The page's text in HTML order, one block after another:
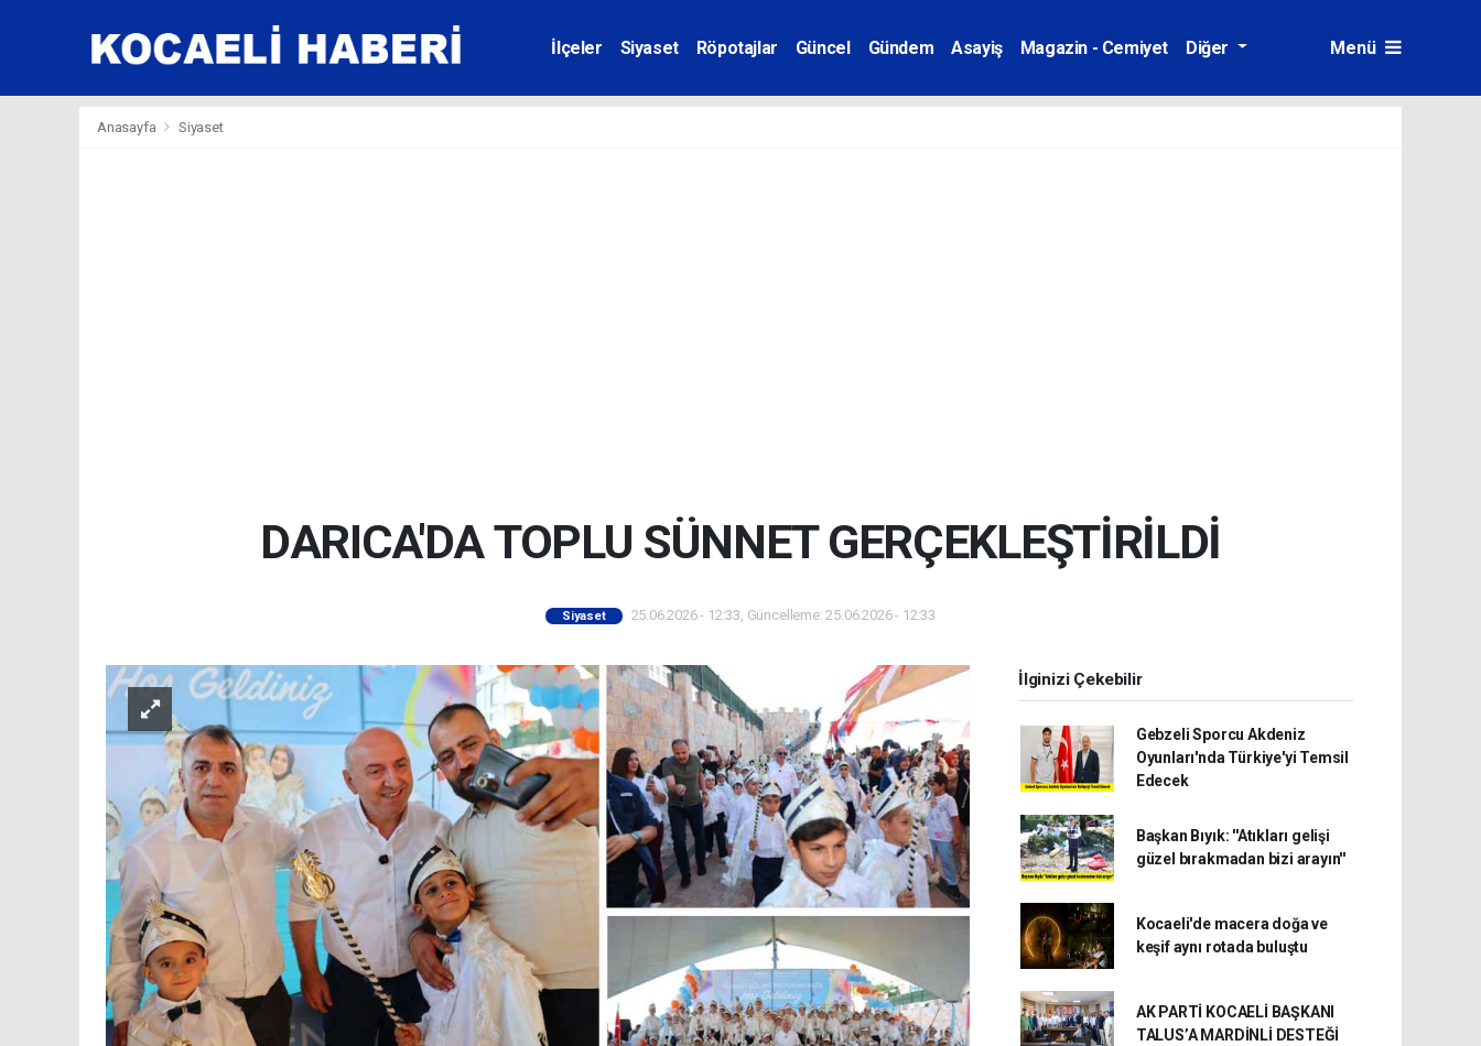
İlçeler Siyaset Röpotajlar Güncel Gündem Asayiş Magazin - Cemiyet Diğer Menü
Anasayfa Siyaset
DARICA'DA TOPLU SÜNNET GERÇEKLEŞTİRİLDİ
Siyaset 25.06.2026 - 12:33, Güncelleme: 25.06.2026 - 12:33
İlginizi Çekebilir
Gebzeli Sporcu Akdeniz
Oyunları'nda Türkiye'yi Temsil
Edecek
Başkan Bıyık: ''Atıkları gelişi
güzel bırakmadan bizi arayın''
Kocaeli'de macera doğa ve
keşif aynı rotada buluştu
AK PARTİ KOCAELİ BAŞKANI
TALUS’A MARDİNLİ DESTEĞİ